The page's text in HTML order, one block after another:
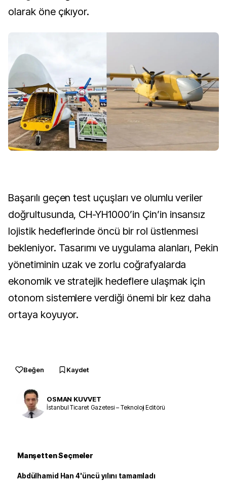
olarak öne çıkıyor.
Başarılı geçen test uçuşları ve olumlu veriler
doğrultusunda, CH-YH1000’in Çin’in insansız
lojistik hedeflerinde öncü bir rol üstlenmesi
bekleniyor. Tasarımı ve uygulama alanları, Pekin
yönetiminin uzak ve zorlu coğrafyalarda
ekonomik ve stratejik hedeflere ulaşmak için
otonom sistemlere verdiği önemi bir kez daha
ortaya koyuyor.
Beğen Kaydet
OSMAN KUVVET
İstanbul Ticaret Gazetesi – Teknoloji Editörü
Manşetten Seçmeler
Abdülhamid Han 4'üncü yılını tamamladı